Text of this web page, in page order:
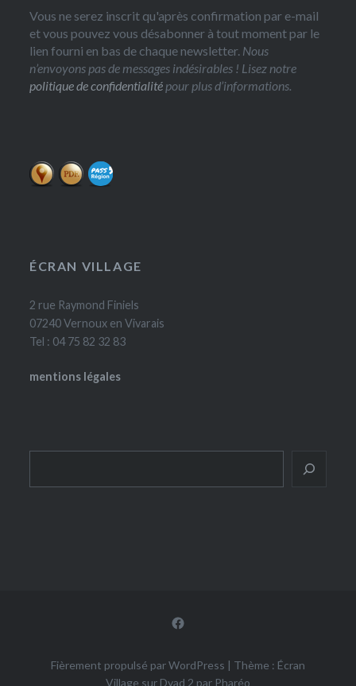
Vous ne serez inscrit qu'après confirmation par e-mail
et vous pouvez vous désabonner à tout moment par le
lien fourni en bas de chaque newsletter. Nous
n’envoyons pas de messages indésirables ! Lisez notre
politique de confidentialité pour plus d’informations.
ÉCRAN VILLAGE
2 rue Raymond Finiels
07240 Vernoux en Vivarais
Tel : 04 75 82 32 83
mentions légales
Facebook
Fièrement propulsé par WordPress | Thème : Écran
Village sur Dyad 2 par Pharéo